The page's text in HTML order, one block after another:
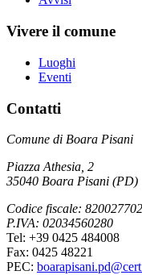
Vivere il comune
Luoghi
Eventi
Contatti
Comune di Boara Pisani
Piazza Athesia, 2
35040 Boara Pisani (PD)
Codice fiscale:
P.IVA: 02034560280
Tel: +39 0425 484008
Fax: 0425 48221
PEC: